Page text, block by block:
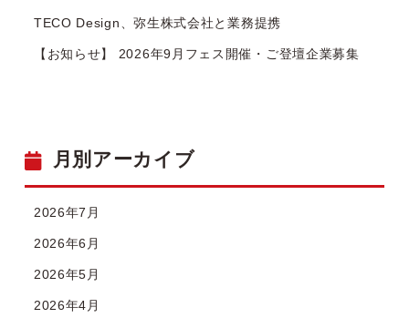
TECO Design、弥生株式会社と業務提携
【お知らせ】 2026年9月フェス開催・ご登壇企業募集
月別アーカイブ
2026年7月
2026年6月
2026年5月
2026年4月